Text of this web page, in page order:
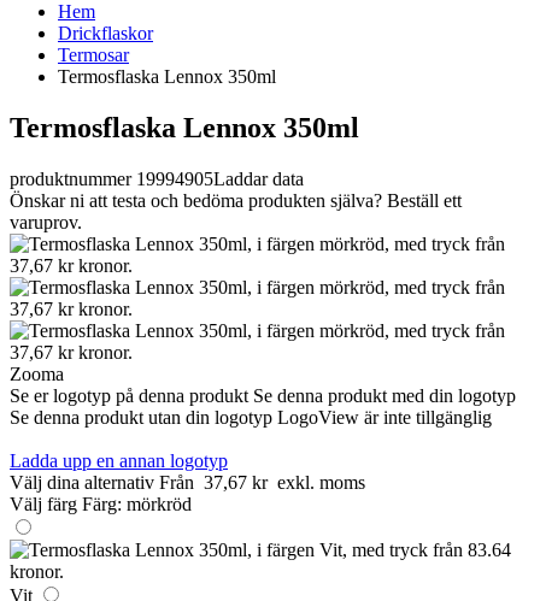
Hem
Drickflaskor
Termosar
Termosflaska Lennox 350ml
Termosflaska Lennox 350ml
produktnummer 19994905Laddar data
Önskar ni att testa och bedöma produkten själva? Beställ ett
varuprov.
Zooma
Se er logotyp på denna produkt Se denna produkt med din logotyp
Se denna produkt utan din logotyp LogoView är inte tillgänglig
Ladda upp en annan logotyp
Välj dina alternativ Från 37,67 kr exkl. moms
Välj färg Färg: mörkröd
Vit